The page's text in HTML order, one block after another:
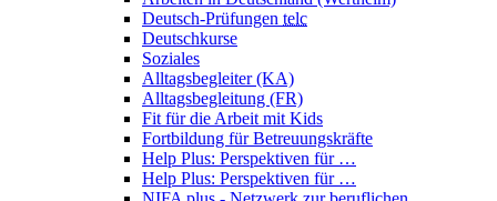
Deutsch-Prüfungen telc
Deutschkurse
Soziales
Alltagsbegleiter (KA)
Alltagsbegleitung (FR)
Fit für die Arbeit mit Kids
Fortbildung für Betreuungskräfte
Help Plus: Perspektiven für …
Help Plus: Perspektiven für …